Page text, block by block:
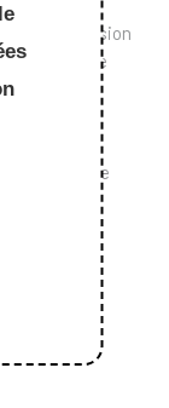
de l'impression
verra pas le
pas à
d'une carte